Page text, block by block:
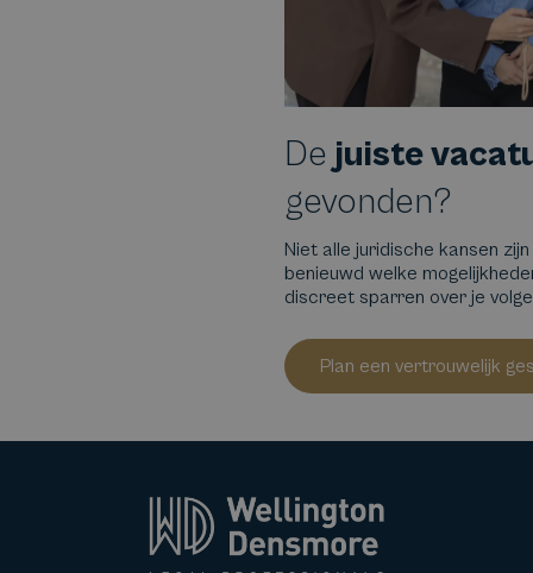
De juiste
gevonden?
Niet alle juridische kansen
benieuwd welke
discreet sparren over je
Plan een vertrouwelijk